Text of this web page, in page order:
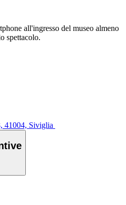
all'ingresso del museo almeno
spettacolo.
41004, Siviglia